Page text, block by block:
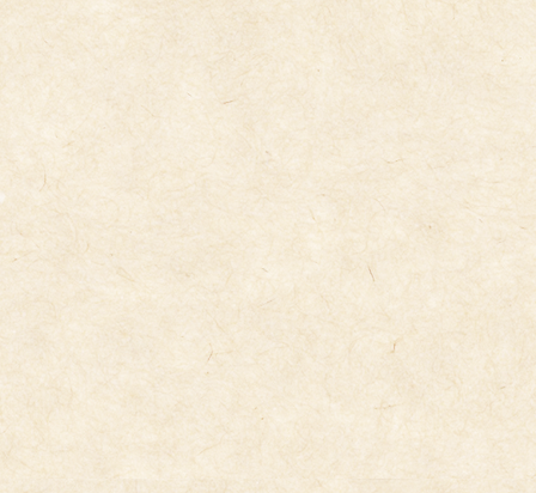
キ
ッ
プ
に
移
動
トピックス
2025年10月3日
５・５交流（芋掘り）